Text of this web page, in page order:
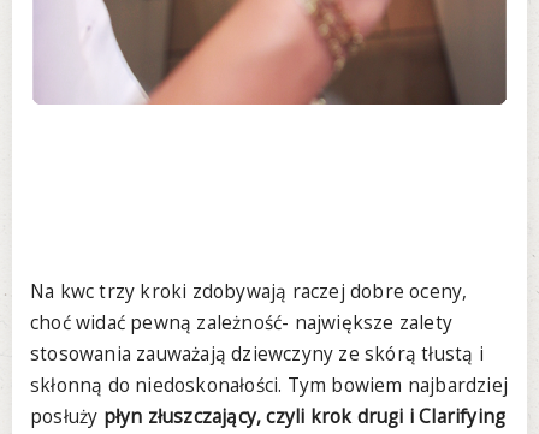
Na kwc trzy kroki zdobywają raczej dobre oceny,
choć widać pewną zależność- największe zalety
stosowania zauważają dziewczyny ze skórą tłustą i
skłonną do niedoskonałości. Tym bowiem najbardziej
posłuży płyn złuszczający, czyli krok drugi i Clarifying